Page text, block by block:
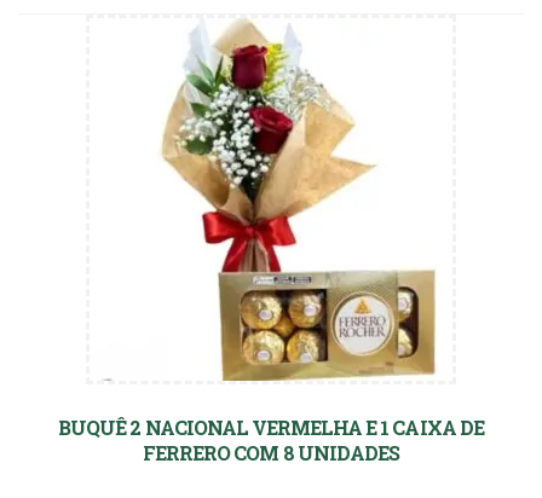
BUQUÊ 2 NACIONAL VERMELHA E 1 CAIXA DE
FERRERO COM 8 UNIDADES